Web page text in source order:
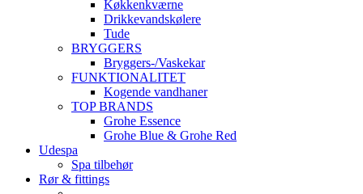
Køkkenkværne
Drikkevandskølere
Tude
BRYGGERS
Bryggers-/Vaskekar
FUNKTIONALITET
Kogende vandhaner
TOP BRANDS
Grohe Essence
Grohe Blue & Grohe Red
Udespa
Spa tilbehør
Rør & fittings